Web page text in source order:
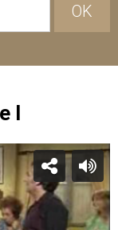
OK
I